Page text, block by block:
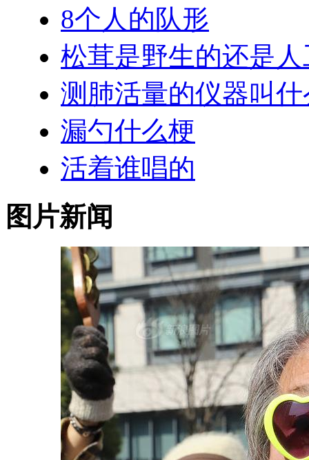
8个人的队形
松茸是野生的还是
测肺活量的仪器叫什
漏勺什么梗
活着谁唱的
图片新闻